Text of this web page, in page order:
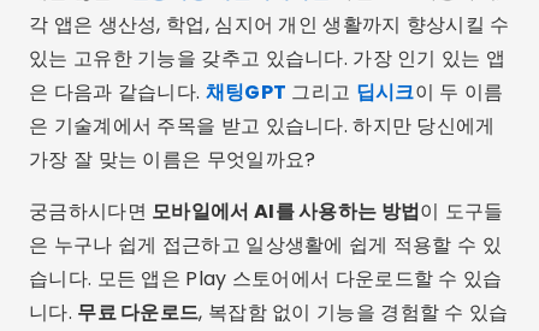
각 앱은 생산성, 학업, 심지어 개인 생활까지 향상시킬 수
있는 고유한 기능을 갖추고 있습니다. 가장 인기 있는 앱
은 다음과 같습니다. 채팅GPT 그리고 딥시크이 두 이름
은 기술계에서 주목을 받고 있습니다. 하지만 당신에게
가장 잘 맞는 이름은 무엇일까요?
궁금하시다면 모바일에서 AI를 사용하는 방법이 도구들
은 누구나 쉽게 접근하고 일상생활에 쉽게 적용할 수 있
습니다. 모든 앱은 Play 스토어에서 다운로드할 수 있습
니다. 무료 다운로드, 복잡함 없이 기능을 경험할 수 있습